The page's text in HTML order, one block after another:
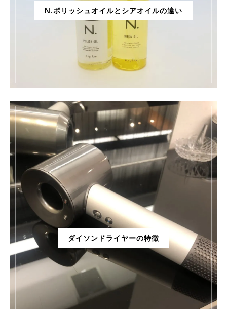
N.ポリッシュオイルとシアオイルの違い
ダイソンドライヤーの特徴